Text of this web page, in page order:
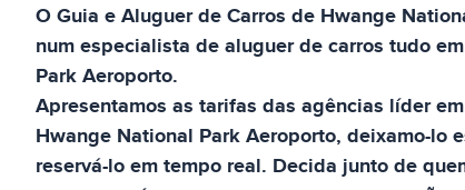
O Guia e Aluguer de Carros de Hwange
num especialista de aluguer de carros tudo
Park Aeroporto.
Apresentamos as tarifas das agências líder
Hwange National Park Aeroporto, deixamo-lo
reservá-lo em tempo real. Decida junto de